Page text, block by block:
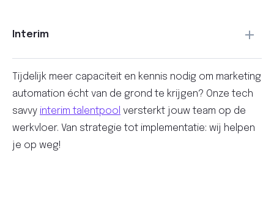
Interim
Tijdelijk meer capaciteit en kennis nodig om marketing
automation écht van de grond te krijgen? Onze tech
savvy interim talentpool versterkt jouw team op de
werkvloer. Van strategie tot implementatie: wij helpen
je op weg!